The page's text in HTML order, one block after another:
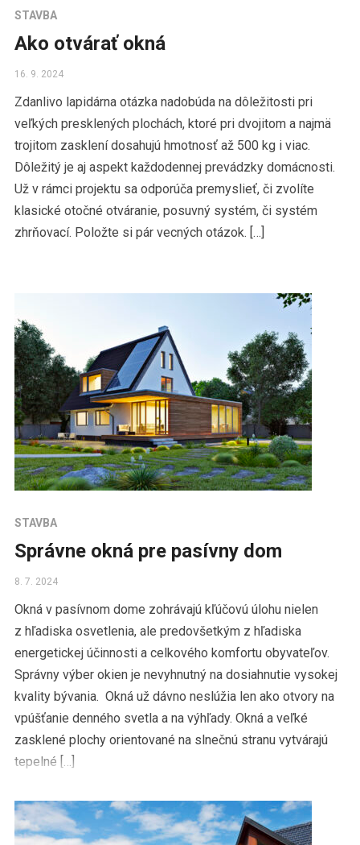
STAVBA
Ako otvárať okná
16. 9. 2024
Zdanlivo lapidárna otázka nadobúda na dôležitosti pri
veľkých presklených plochách, ktoré pri dvojitom a najmä
trojitom zasklení dosahujú hmotnosť až 500 kg i viac.
Dôležitý je aj aspekt každodennej prevádzky domácnosti.
Už v rámci projektu sa odporúča premyslieť, či zvolíte
klasické otočné otváranie, posuvný systém, či systém
zhrňovací. Položte si pár vecných otázok. […]
STAVBA
Správne okná pre pasívny dom
8. 7. 2024
Okná v pasívnom dome zohrávajú kľúčovú úlohu nielen
z hľadiska osvetlenia, ale predovšetkým z hľadiska
energetickej účinnosti a celkového komfortu obyvateľov.
Správny výber okien je nevyhnutný na dosiahnutie vysokej
kvality bývania. Okná už dávno neslúžia len ako otvory na
vpúšťanie denného svetla a na výhľady. Okná a veľké
zasklené plochy orientované na slnečnú stranu vytvárajú
tepelné […]